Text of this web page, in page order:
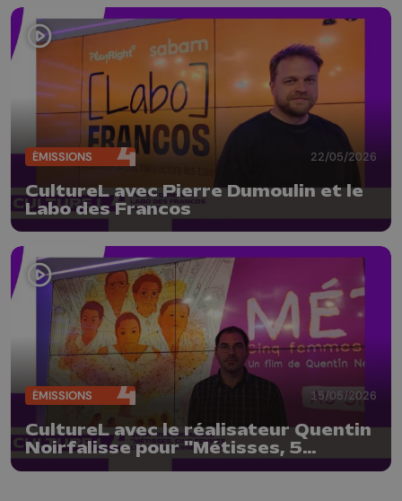
ÉMISSIONS 22/05/2026
CultureL avec Pierre Dumoulin et le
Labo des Francos
ÉMISSIONS 15/05/2026
CultureL avec le réalisateur Quentin
Noirfalisse pour "Métisses, 5